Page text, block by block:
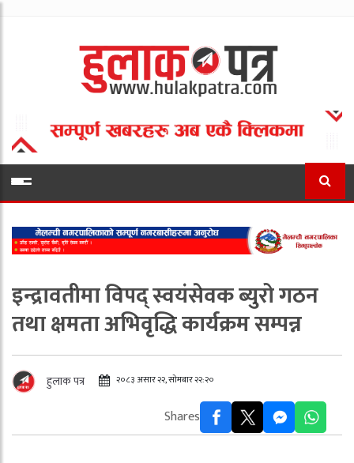
इन्द्रावतीमा विपद् स्वयंसेवक ब्युरो गठन
तथा क्षमता अभिवृद्धि कार्यक्रम सम्पन्न
हुलाक पत्र २०८३ असार २२, सोमबार २२:२०
Shares